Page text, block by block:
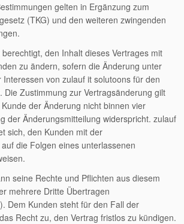
gelten in Ergänzung zum
(TKG) und den weiteren zwingenden
den Inhalt dieses Vertrages mit
zu ändern, sofern die Änderung unter
Interessen von zulauf it solutoons für den
Die Zustimmung zur Vertragsänderung gilt
der Änderung nicht binnen vier
der Änderungsmitteilung widerspricht. zulauf
sich, den Kunden mit der
die Folgen eines unterlassenen
seine Rechte und Pflichten aus diesem
mehrere Dritte Übertragen
Dem Kunden steht für den Fall der
Recht zu, den Vertrag fristlos zu kündigen.